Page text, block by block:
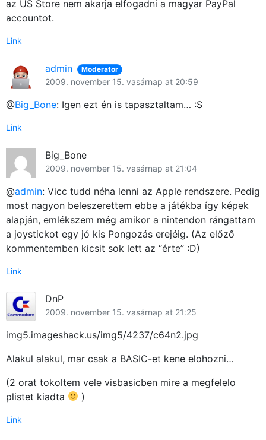
az US Store nem akarja elfogadni a magyar PayPal
accountot.
Link
admin Moderator
2009. november 15. vasárnap at 20:59
@Big_Bone: Igen ezt én is tapasztaltam… :S
Link
Big_Bone
2009. november 15. vasárnap at 21:04
@admin: Vicc tudd néha lenni az Apple rendszere. Pedig
most nagyon beleszerettem ebbe a játékba így képek
alapján, emlékszem még amikor a nintendon rángattam
a joystickot egy jó kis Pongozás erejéig. (Az előző
kommentemben kicsit sok lett az “érte” :D)
Link
DnP
2009. november 15. vasárnap at 21:25
img5.imageshack.us/img5/4237/c64n2.jpg
Alakul alakul, mar csak a BASIC-et kene elohozni…
(2 orat tokoltem vele visbasicben mire a megfelelo
plistet kiadta
)
Link